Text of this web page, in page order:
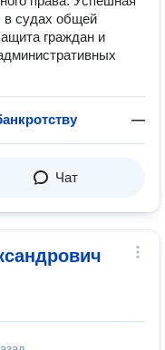
в судах общей
граждан и
—
Чат